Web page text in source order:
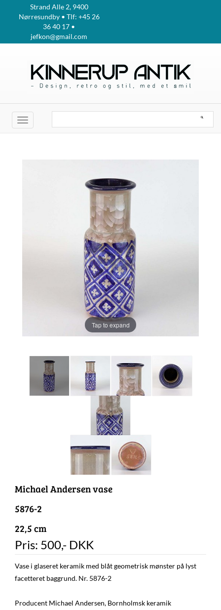
Strand Alle 2, 9400
Nørresundby • Tlf: +45 26
36 40 17 •
jefkon@gmail.com
Toggle
navigation
Tap to expand
Michael Andersen vase
5876-2
22,5 cm
Pris: 500,- DKK
Vase i glaseret keramik med blåt geometrisk mønster på lyst
facetteret baggrund. Nr. 5876-2
Producent Michael Andersen, Bornholmsk keramik